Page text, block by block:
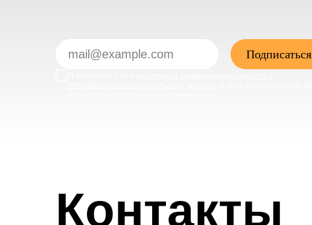
Подписаться
Контакты